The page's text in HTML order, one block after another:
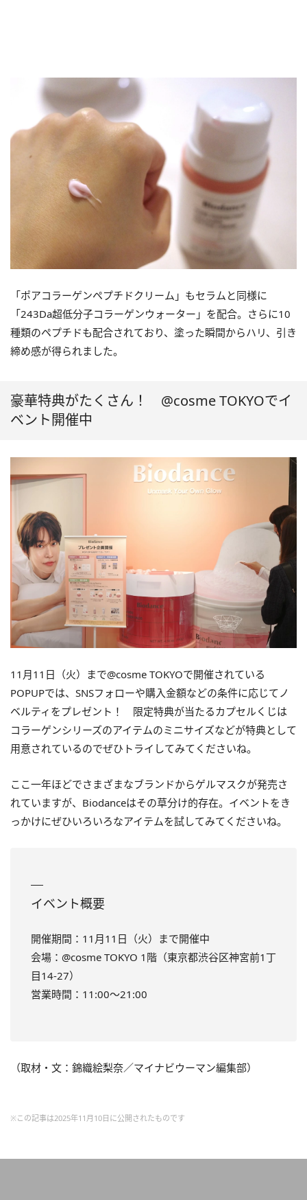
「ポアコラーゲンペプチドクリーム」もセラムと同様に
「243Da超低分子コラーゲンウォーター」を配合。さらに10
種類のペプチドも配合されており、塗った瞬間からハリ、引き
締め感が得られました。
豪華特典がたくさん！ @cosme TOKYOでイ
ベント開催中
11月11日（火）まで@cosme TOKYOで開催されている
POPUPでは、SNSフォローや購入金額などの条件に応じてノ
ベルティをプレゼント！ 限定特典が当たるカプセルくじは
コラーゲンシリーズのアイテムのミニサイズなどが特典として
用意されているのでぜひトライしてみてくださいね。
ここ一年ほどでさまざまなブランドからゲルマスクが発売さ
れていますが、Biodanceはその草分け的存在。イベントをき
っかけにぜひいろいろなアイテムを試してみてくださいね。
イベント概要
開催期間：11月11日（火）まで開催中
会場：@cosme TOKYO 1階（東京都渋谷区神宮前1丁
目14-27）
営業時間：11:00～21:00
（取材・文：錦織絵梨奈／マイナビウーマン編集部）
※この記事は2025年11月10日に公開されたものです